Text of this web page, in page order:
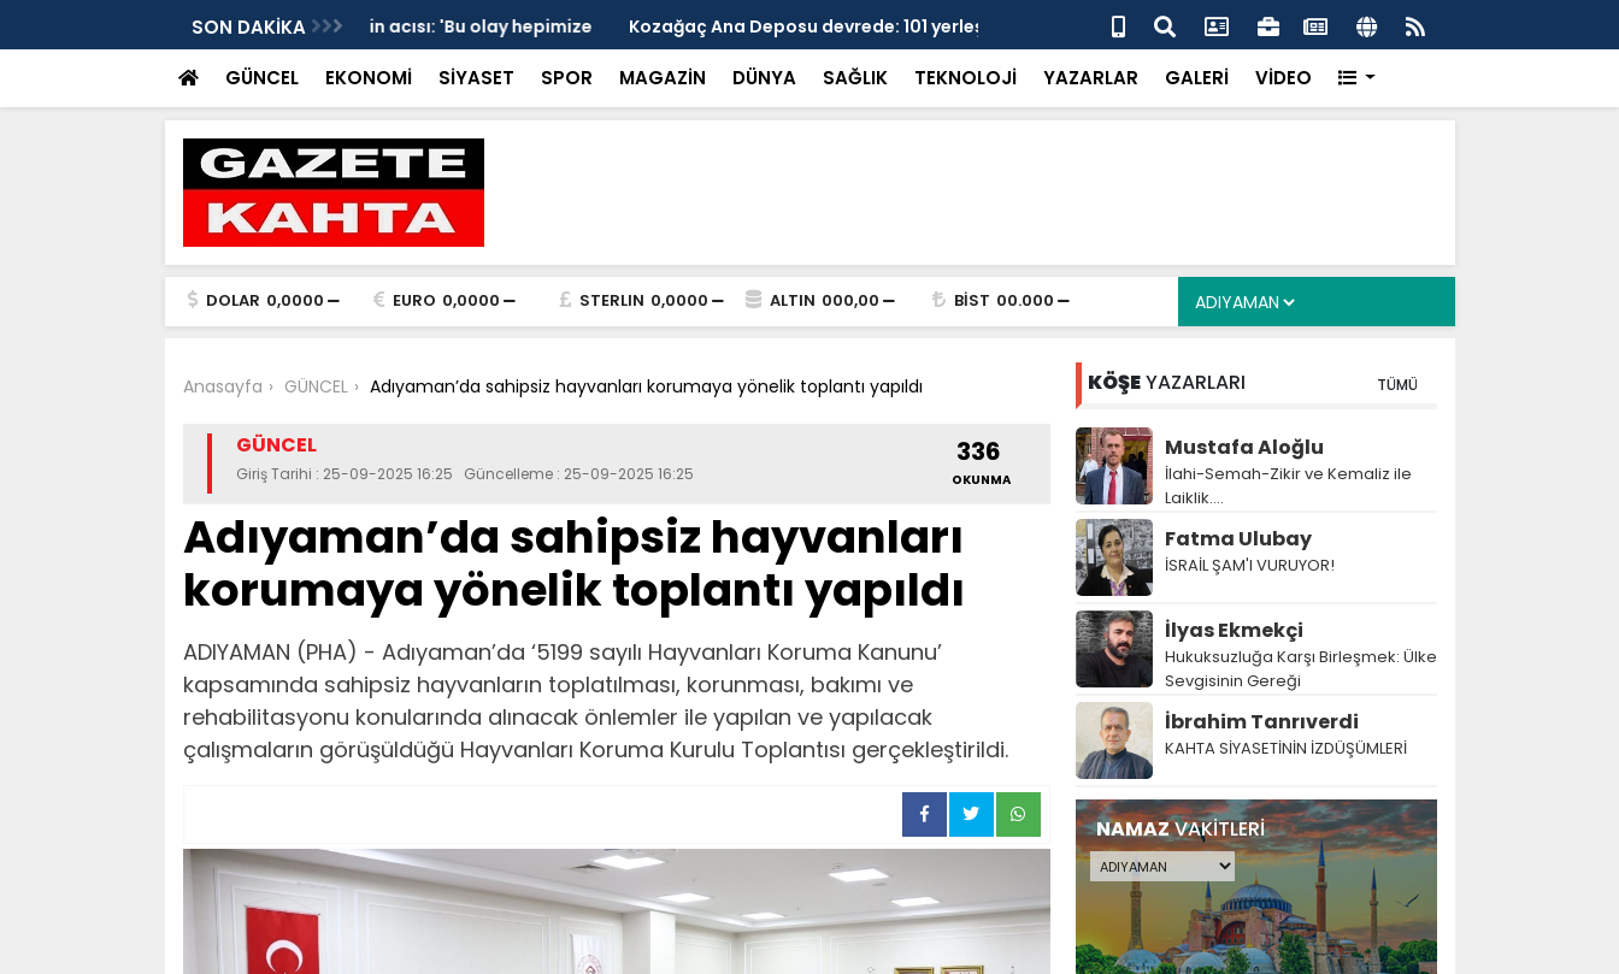
SON DAKİKA
Özbey'in acısı: 'Bu olay hepimize
Kozağaç Ana Deposu devrede: 101 yerleşim birimini kapsayan dev su
projesinde önemli eşik aşıldı
Prof. Dr. Dalyan: ‘Fransız Enstitüsü raporu, Adıyaman'daki siyasi
kırılmayı 'metroköy' kavramıyla açıklıyor’
GÜNCEL EKONOMİ SİYASET SPOR MAGAZİN DÜNYA SAĞLIK TEKNOLOJİ YAZARLAR GALERİ VİDEO
DOLAR 0,0000 EURO 0,0000 STERLIN 0,0000 ALTIN 000,00 BİST 00.000
Anasayfa GÜNCEL Adıyaman’da sahipsiz hayvanları korumaya yönelik toplantı yapıldı
GÜNCEL
Giriş Tarihi : 25-09-2025 16:25 Güncelleme : 25-09-2025 16:25
336
OKUNMA
Adıyaman’da sahipsiz hayvanları
korumaya yönelik toplantı yapıldı
ADIYAMAN (PHA) - Adıyaman’da ‘5199 sayılı Hayvanları Koruma Kanunu’
kapsamında sahipsiz hayvanların toplatılması, korunması, bakımı ve
rehabilitasyonu konularında alınacak önlemler ile yapılan ve yapılacak
çalışmaların görüşüldüğü Hayvanları Koruma Kurulu Toplantısı gerçekleştirildi.
KÖŞEYAZARLARI TÜMÜ
Mustafa Aloğlu
İlahi-Semah-Zikir ve Kemaliz ile
Laiklik….
Fatma Ulubay
İSRAİL ŞAM'I VURUYOR!
İlyas Ekmekçi
Hukuksuzluğa Karşı Birleşmek: Ülke
Sevgisinin Gereği
İbrahim Tanrıverdi
KAHTA SİYASETİNİN İZDÜŞÜMLERİ
NAMAZVAKİTLERİ